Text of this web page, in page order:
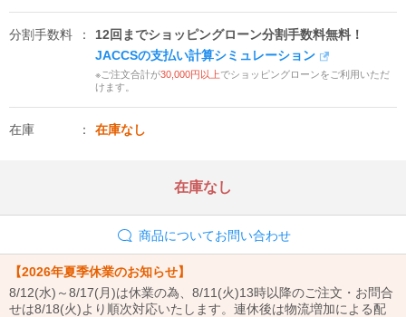
分割手数料
12回までショッピングローン分割手数料無料！
JACCSの支払い計算シミュレーション
※ご注文合計が30,000円以上でショッピングローンをご利用いただ
けます。
在庫 在庫なし
在庫なし
商品についてお問い合わせ
【2026年夏季休業のお知らせ】
8/12(水)～8/17(月)は休業の為、8/11(火)13時以降のご注文・お問合
せは8/18(火)より順次対応いたします。連休後は物流増加による配